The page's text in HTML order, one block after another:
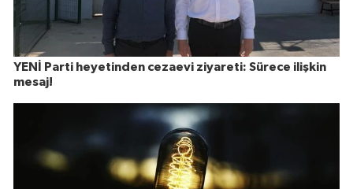
YENİ Parti heyetinden cezaevi ziyareti: Sürece ilişkin
mesaj!